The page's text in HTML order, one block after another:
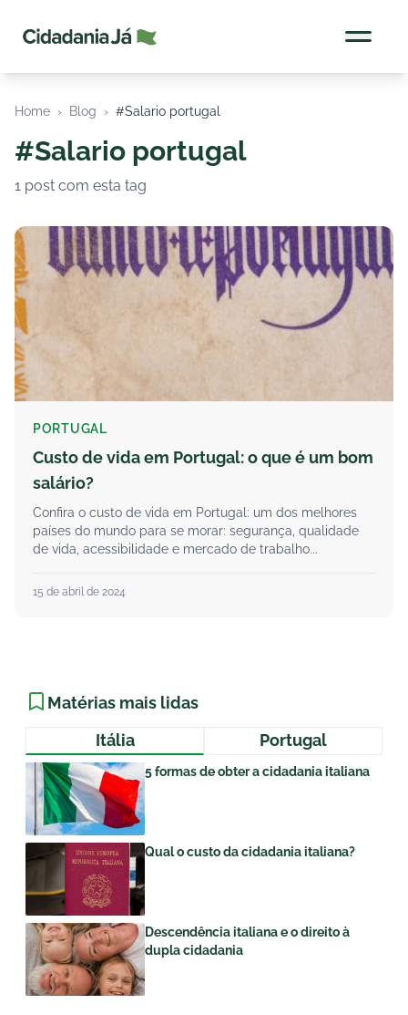
Home › Blog › #Salario portugal
#Salario portugal
1 post com esta tag
PORTUGAL
Custo de vida em Portugal: o que é um bom
salário?
Confira o custo de vida em Portugal: um dos melhores
países do mundo para se morar: segurança, qualidade
de vida, acessibilidade e mercado de trabalho...
15 de abril de 2024
Matérias mais lidas
Itália
Portugal
5 formas de obter a cidadania italiana
Qual o custo da cidadania italiana?
Descendência italiana e o direito à
dupla cidadania